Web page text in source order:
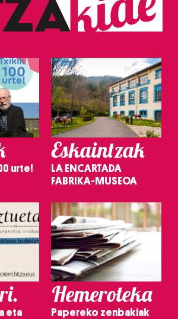
urte!
Eskaintzak
LA ENCARTADA
FABRIKA-MUSEOA
eta
Hemeroteka
Papereko zenbakiak